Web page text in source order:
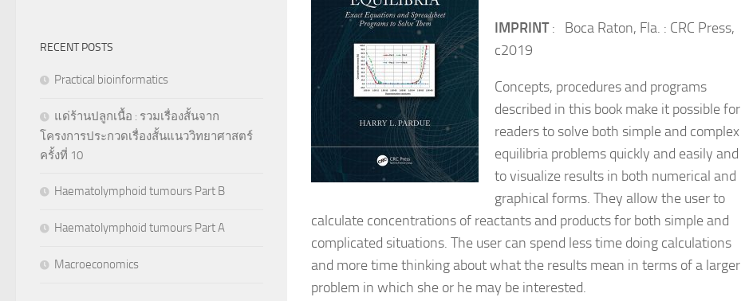
IMPRINT: Boca Raton, Fla. : CRC Press,
c2019
Concepts, procedures and programs
described in this book make it possible for
readers to solve both simple and complex
equilibria problems quickly and easily and
to visualize results in both numerical and
graphical forms. They allow the user to
calculate concentrations of reactants and products for both simple and
complicated situations. The user can spend less time doing calculations
and more time thinking about what the results mean in terms of a larger
problem in which she or he may be interested.
RECENT POSTS
Practical bioinformatics
แด่ร้านปลูกเนื้อ : รวมเรื่องสั้นจาก
โครงการประกวดเรื่องสั้นแนววิทยาศาสตร์
ครั้งที่ 10
Haematolymphoid tumours Part B
Haematolymphoid tumours Part A
Macroeconomics